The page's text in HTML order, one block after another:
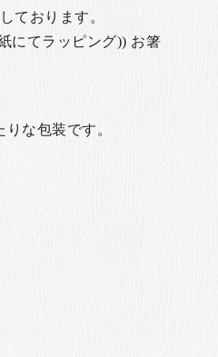
ております。
にてラッピング)) お箸
な包装です。